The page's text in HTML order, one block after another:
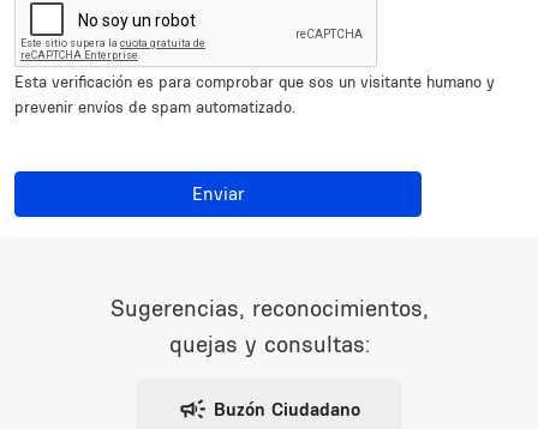
Esta verificación es para comprobar que sos un visitante humano y
prevenir envíos de spam automatizado.
Enviar
Sugerencias, reconocimientos,
quejas y consultas: